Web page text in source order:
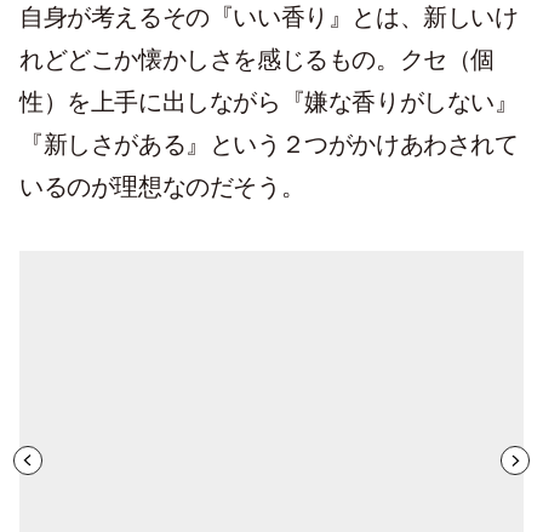
自身が考えるその『いい香り』とは、新しいけ
れどどこか懐かしさを感じるもの。クセ（個
性）を上手に出しながら『嫌な香りがしない』
『新しさがある』という２つがかけあわされて
いるのが理想なのだそう。